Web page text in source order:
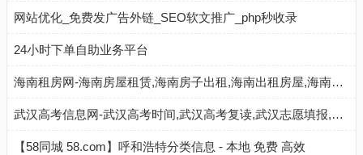
网站优化_免费发广告外链_SEO软文推广_php秒收录
24小时下单自助业务平台
海南租房网-海南房屋租赁,海南房子出租,海南出租房屋,海南房地产中介,海南个人租房信息
武汉高考信息网-武汉高考时间,武汉高考复读,武汉志愿填报,武汉高考分数线,武汉高考成绩查询
【58同城 58.com】呼和浩特分类信息 - 本地 免费 高效